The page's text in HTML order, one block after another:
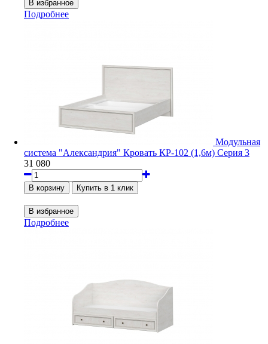
Подробнее
Модульная
система "Александрия" Кровать КР-102 (1,6м) Серия 3
31 080
Подробнее